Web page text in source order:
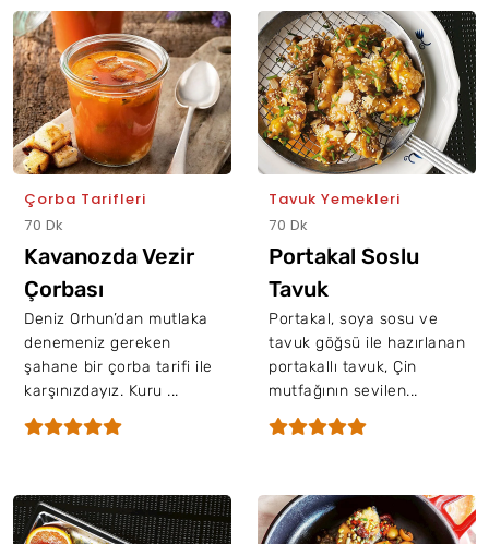
Çorba Tarifleri
70 Dk
Kavanozda Vezir
Çorbası
Deniz Orhun’dan mutlaka
denemeniz gereken
şahane bir çorba tarifi ile
karşınızdayız. Kuru ...
Tavuk Yemekleri
70 Dk
Portakal Soslu
Tavuk
Portakal, soya sosu ve
tavuk göğsü ile hazırlanan
portakallı tavuk, Çin
mutfağının sevilen...